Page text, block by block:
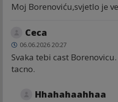
Moj Borenoviću,svjetlo je
Ceca
06.06.2026 20:27
Svaka tebi cast
tacno.
Hhahahaahhaa